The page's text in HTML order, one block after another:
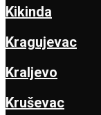
Kikinda
Kragujevac
Kraljevo
Kruševac